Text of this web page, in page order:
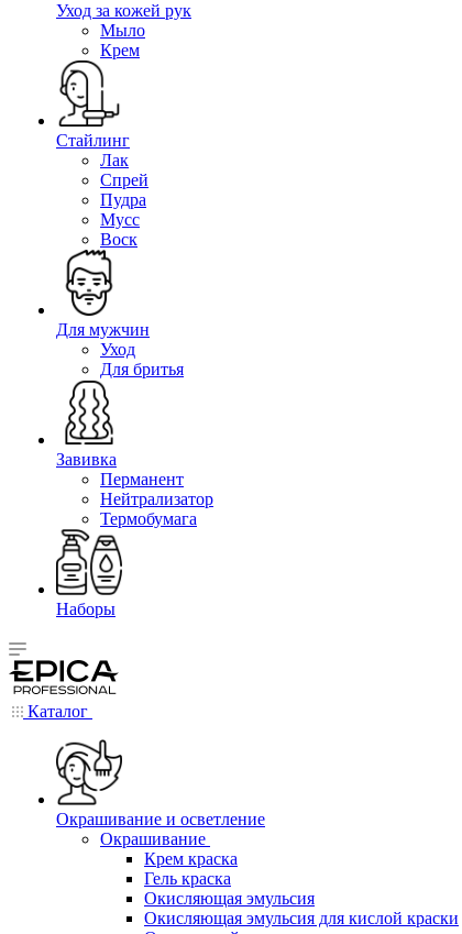
Уход за кожей рук
Мыло
Крем
Стайлинг
Лак
Спрей
Пудра
Мусс
Воск
Для мужчин
Уход
Для бритья
Завивка
Перманент
Нейтрализатор
Термобумага
Наборы
Каталог
Окрашивание и осветление
Окрашивание
Крем краска
Гель краска
Окисляющая эмульсия
Окисляющая эмульсия для кислой краски